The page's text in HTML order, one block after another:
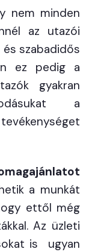
nem minden
az utazói
szabadidős
ez pedig a
gyakran
a
a munkát
ettől még
Az üzleti
is ugyan